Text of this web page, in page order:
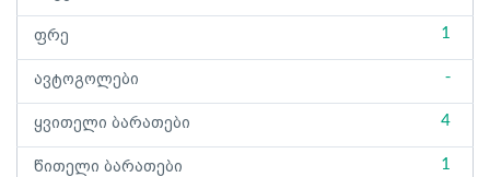
ფრე 1
ავტოგოლები -
ყვითელი ბარათები 4
წითელი ბარათები 1